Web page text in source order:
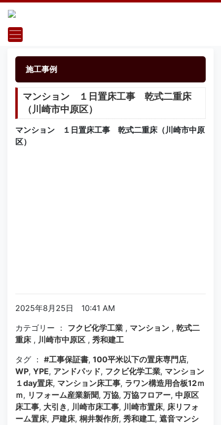
施工事例
マンション １日置床工事 乾式二重床
（川崎市中原区）
マンション １日置床工事 乾式二重床（川崎市中原
区）
2025年8月25日 10:41 AM
カテゴリー ： フクビ化学工業 , マンション , 乾式二
重床, 川崎市中原区 , 秀和建工
タグ ： #工事保証書, 100平米以下の置床専門店,
WP, YPE, アンドパッド, フクビ化学工業, マンション
１day置床, マンション床工事, ラワン構造用合板12ｍ
ｍ, リフォーム産業新聞, 万協, 万協フロアー, 中原区
床工事, 大引き, 川崎市床工事, 川崎市置床, 床リフォ
ーム置床, 戸建床, 桐井製作所, 秀和建工, 遮音マンシ